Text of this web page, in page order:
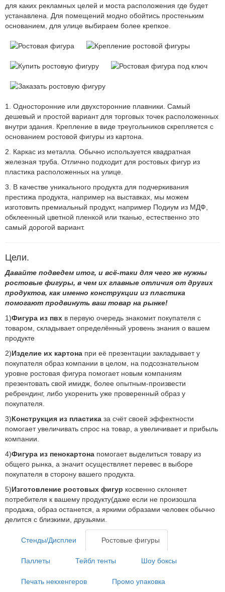
для каких рекламных целей и моста расположения где будет
устанавлена. Для помещений модно обойтись простеньким
основанием, для улице выбираем более крепкое.
1. Односторонние или двухсторонние плавники. Самый
дешевый и простой вариант для торговых точек расположенных
внутри здания. Крепление в виде треугольников скрепляется с
основанием ростовой фигуры из картона.
2. Каркас из металла. Обычно используется квадратная
железная труба. Отлично подходит для ростовых фигур из
пластика расположенных на улице.
3. В качестве уникального продукта для подчеркивания
престижа продукта, например на выставках, мы можем
изготовить премиальный продукт, например Подиум из МДФ,
обклеенный цветной пленкой или тканью, естественно это
самый дорогой вариант.
Цели.
Давайте подведем итог, и всё-таки для чего же нужны
ростовые фигуры, в чем их главные отличия от других
продуктов, как именно конструкции из пластика
помогают продвинуть ваш товар на рынке!
1)Фигура из пвх в первую очередь знакомит покупателя с
товаром, складывает определённый уровень знания о вашем
продукте
2)Изделие их картона при её презентации закладывает у
покупателя образ компании в целом, на подсознательном
уровне ростовая фигура помогает новым компаниям
презентовать свой имидж, более опытным-произвести
ребрендинг, либо укоренить уже проверенный образ у
покупателя.
3)Конструкция из пластика за счёт своей эффектности
помогает увеличивать спрос на товар, а увеличивает и прибыль
компании.
4)Фигура из пенокартона помогает выделиться товару из
общего рынка, а значит осуществляет перевес в выборе
покупателя в сторону вашего продукта.
5)Изготовление ростовых фигур косвенно склоняет
потребителя к вашему продукту(даже если не произошла
продажа, образ останется, а яркими образами человек обычно
делится с близкими, друзьями.
Стенды/Дисплеи Ростовые фигуры
Паллеты Тейбл тенты Шоу боксы
Печать некхенгеров
Промо упаковка